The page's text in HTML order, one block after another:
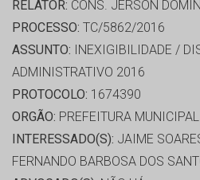
RELATOR: CONS. JERSON
PROCESSO: TC/5862/2016
ASSUNTO: INEXIGIBILIDADE /
ADMINISTRATIVO 2016
PROTOCOLO: 1674390
ORGÃO: PREFEITURA
INTERESSADO(S): JAIME
FERNANDO BARBOSA DOS